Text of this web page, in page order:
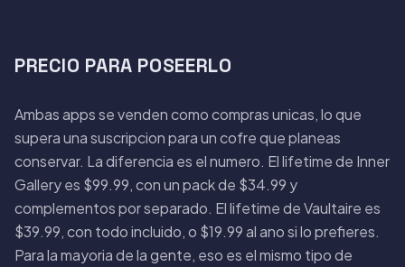
PRECIO PARA POSEERLO
Ambas apps se venden como compras unicas, lo que
supera una suscripcion para un cofre que planeas
conservar. La diferencia es el numero. El lifetime de Inner
Gallery es $99.99, con un pack de $34.99 y
complementos por separado. El lifetime de Vaultaire es
$39.99, con todo incluido, o $19.99 al ano si lo prefieres.
Para la mayoria de la gente, eso es el mismo tipo de